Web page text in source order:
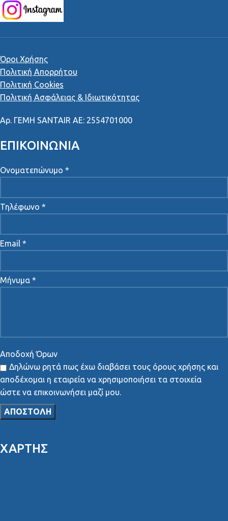
Όροι Χρήσης
Πολιτική Απορρήτου
Πολιτική Cookies
Πολιτική Ασφάλειας & Ιδιωτικότητας
Αρ. ΓΕΜΗ SANTAIR AE: 2554701000
ΕΠΙΚΟΙΝΩΝΙΑ
Ονοματεπώνυμο *
Τηλέφωνο *
Email *
Μήνυμα *
Αποδοχή Όρων
Δηλώνω ρητά πως έχω διαβάσει τους όρους χρήσης και
αποδέχομαι η εταιρεία να χρησιμοποιήσει τα στοιχεία
ώστε να επικοινωνήσει μαζί μου.
ΧΑΡΤΗΣ